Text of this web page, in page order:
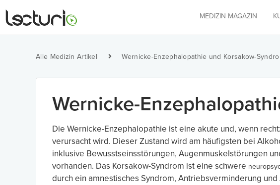
MEDIZIN MAGAZIN
Alle Medizin Artikel Wernicke-Enzephalopathie und Korsakow-
Wernicke-
Die Wernicke-Enzephalopathie ist eine akute und, wenn
verursacht wird. Dieser Zustand wird am häufigsten bei
inklusive Bewusstseinsstörungen, Augenmuskelstörungen
vorhanden. Das Korsakow-Syndrom ist eine schwere
durch ein amnestisches Syndrom, Antriebsverminderung